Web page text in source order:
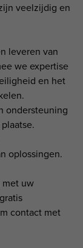
veelzijdig en
leveren van
we expertise
en het
ondersteuning
oplossingen.
uw
contact met